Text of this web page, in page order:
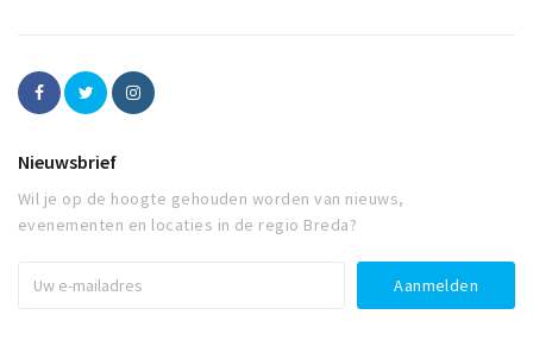
Nieuwsbrief
Wil je op de hoogte gehouden worden van nieuws,
evenementen en locaties in de regio Breda?